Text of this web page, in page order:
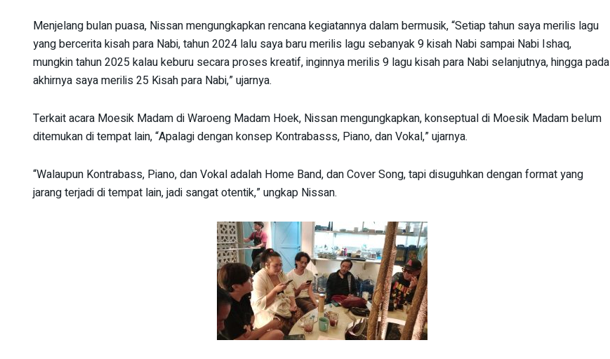
Menjelang bulan puasa, Nissan mengungkapkan rencana kegiatannya dalam bermusik, “Setiap tahun saya merilis lagu
yang bercerita kisah para Nabi, tahun 2024 lalu saya baru merilis lagu sebanyak 9 kisah Nabi sampai Nabi Ishaq,
mungkin tahun 2025 kalau keburu secara proses kreatif, inginnya merilis 9 lagu kisah para Nabi selanjutnya, hingga pada
akhirnya saya merilis 25 Kisah para Nabi,” ujarnya.
Terkait acara Moesik Madam di Waroeng Madam Hoek, Nissan mengungkapkan, konseptual di Moesik Madam belum
ditemukan di tempat lain, “Apalagi dengan konsep Kontrabasss, Piano, dan Vokal,” ujarnya.
“Walaupun Kontrabass, Piano, dan Vokal adalah Home Band, dan Cover Song, tapi disuguhkan dengan format yang
jarang terjadi di tempat lain, jadi sangat otentik,” ungkap Nissan.